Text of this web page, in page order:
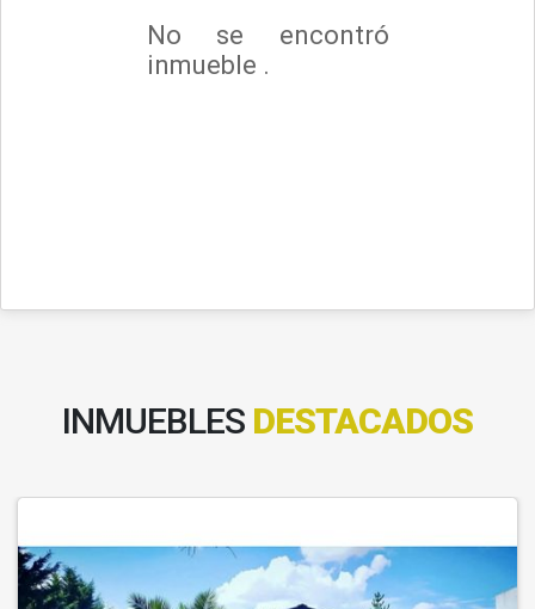
No se encontró
inmueble .
INMUEBLES DESTACADOS